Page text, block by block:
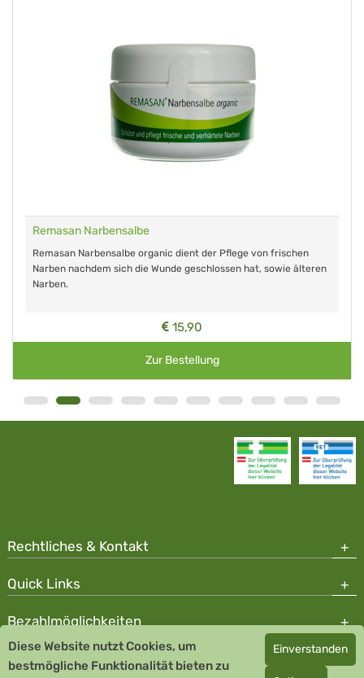
Remasan Narbensalbe
Remasan Narbensalbe organic dient der Pflege von frischen
Narben nachdem sich die Wunde geschlossen hat, sowie älteren
Narben.
15,90
Zur Bestellung
Rechtliches & Kontakt
Quick Links
Bezahlmöglichkeiten
Copyright © 2026 Team Santé Salvator Apotheke
Diese Website nutzt Cookies, um
bestmögliche Funktionalität bieten zu
Einverstanden